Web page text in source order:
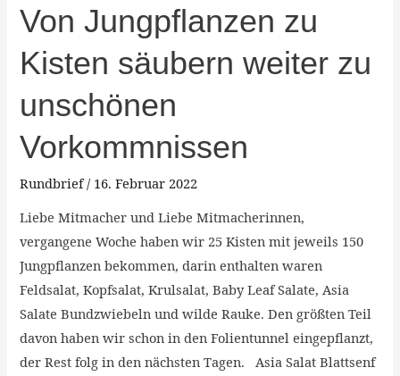
Von Jungpflanzen zu
Kisten säubern weiter zu
unschönen
Vorkommnissen
Rundbrief/ 16. Februar 2022
Liebe Mitmacher und Liebe Mitmacherinnen,
vergangene Woche haben wir 25 Kisten mit jeweils 150
Jungpflanzen bekommen, darin enthalten waren
Feldsalat, Kopfsalat, Krulsalat, Baby Leaf Salate, Asia
Salate Bundzwiebeln und wilde Rauke. Den größten Teil
davon haben wir schon in den Folientunnel eingepflanzt,
der Rest folg in den nächsten Tagen. Asia Salat Blattsenf
Von
Jungpflanzen
zu
säubern
zu
unschönen